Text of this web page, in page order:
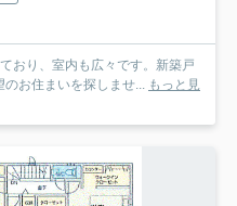
おり、室内も広々です。新築戸
お住まいを探しませ... もっと見